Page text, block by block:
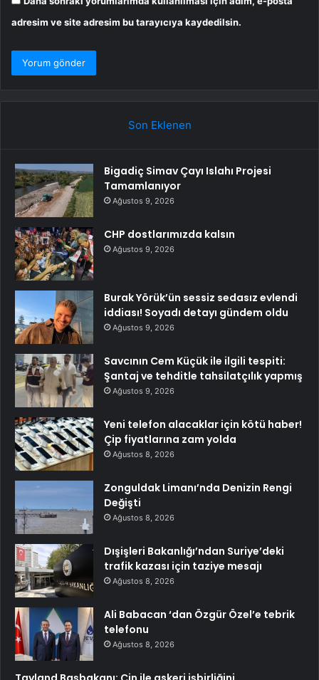
adresim ve site adresim bu tarayıcıya kaydedilsin.
Son Eklenen
Bigadiç Simav Çayı Islahı Projesi
Tamamlanıyor
Ağustos 9, 2026
CHP dostlarımızda kalsın
Ağustos 9, 2026
Burak Yörük’ün sessiz sedasız evlendi
iddiası! Soyadı detayı gündem oldu
Ağustos 9, 2026
Savcının Cem Küçük ile ilgili tespiti:
Şantaj ve tehditle tahsilatçılık yapmış
Ağustos 9, 2026
Yeni telefon alacaklar için kötü haber!
Çip fiyatlarına zam yolda
Ağustos 8, 2026
Zonguldak Limanı’nda Denizin Rengi
Değişti
Ağustos 8, 2026
Dışişleri Bakanlığı’ndan Suriye’deki
trafik kazası için taziye mesajı
Ağustos 8, 2026
Ali Babacan ‘dan Özgür Özel’e tebrik
telefonu
Ağustos 8, 2026